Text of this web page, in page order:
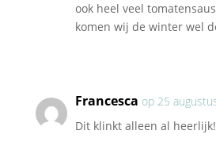
ook heel veel
komen wij de winter wel
Francesca op 25
Dit klinkt alleen al heerlijk!